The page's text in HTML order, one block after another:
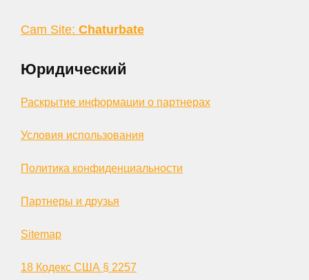
Cam Site: Chaturbate
Юридический
Раскрытие информации о партнерах
Условия использования
Политика конфиденциальности
Партнеры и друзья
Sitemap
18 Кодекс США § 2257